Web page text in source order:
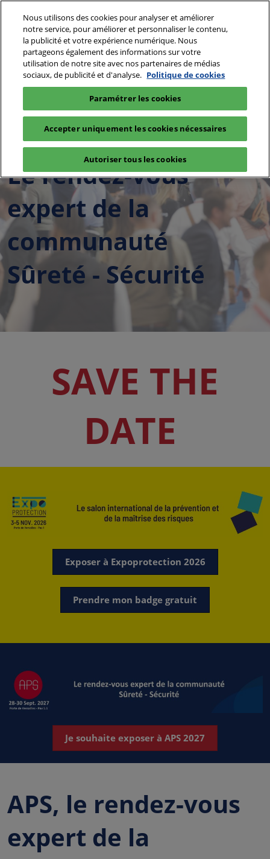
contenu
28 - 30 Septembre 2027
Paris - Porte de Versailles - Pavillon 5.1
28 - 30 septembre 2027
Paris - Porte de Versailles - Pavillon 5.1
Le rendez-vous
expert de la
communauté
Sûreté - Sécurité
SAVE THE
DATE
Exposer à Expoprotection 2026
Prendre mon badge gratuit
Je souhaite exposer à APS 2027
APS, le rendez-vous
expert de la
Nous utilisons des cookies pour analyser et améliorer
notre service, pour améliorer et personnaliser le contenu,
la publicité et votre expérience numérique. Nous
partageons également des informations sur votre
utilisation de notre site avec nos partenaires de médias
sociaux, de publicité et d'analyse. Politique de cookies
Paramétrer les cookies
Accepter uniquement les cookies nécessaires
Autoriser tous les cookies